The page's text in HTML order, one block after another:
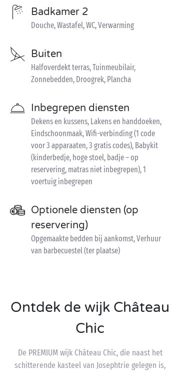
Badkamer 2
Douche, Wastafel, WC, Verwarming
Buiten
Halfoverdekt terras, Tuinmeubilair,
Zonnebedden, Droogrek, Plancha
Inbegrepen diensten
Dekens en kussens, Lakens en handdoeken,
Eindschoonmaak, Wifi-verbinding (1 code
voor 3 apparaaten, 3 gratis codes), Babykit
(kinderbedje, hoge stoel, badje – op
reservering, matras niet inbegrepen), 1
voertuig inbegrepen
Optionele diensten (op
reservering)
Opgemaakte bedden bij aankomst, Verhuur
van barbecuestel (ter plaatse)
Ontdek de wijk Château
Chic
De PREMIUM wijk Château Chic, die naast het
schitterende kasteel van Josephtrie gelegen is,